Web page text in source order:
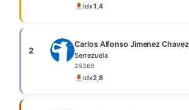
Idx1,4
2
Carlos Alfonso Jimenez Chavez
Serrezuela
25369
Idx2,8